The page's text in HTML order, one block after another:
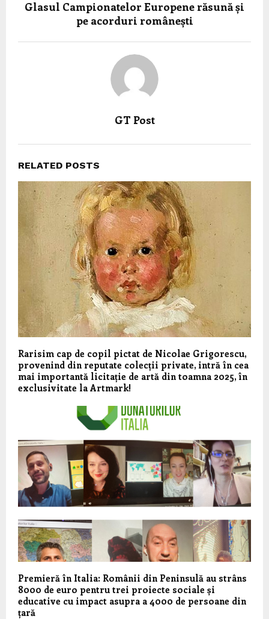
Glasul Campionatelor Europene răsună și
pe acorduri românești
GT Post
RELATED POSTS
Rarisim cap de copil pictat de Nicolae Grigorescu,
provenind din reputate colecții private, intră în cea
mai importantă licitație de artă din toamna 2025, în
exclusivitate la Artmark!
Premieră în Italia: Românii din Peninsulă au strâns
8000 de euro pentru trei proiecte sociale și
educative cu impact asupra a 4000 de persoane din
țară